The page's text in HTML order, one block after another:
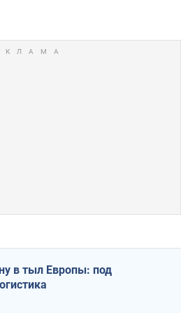
в тыл Европы: под